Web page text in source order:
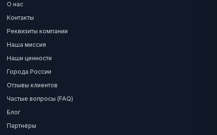
О нас
Контакты
Реквизиты компании
Наша миссия
Наши ценности
Города России
Отзывы клиентов
Частые вопросы (FAQ)
Блог
Партнёры